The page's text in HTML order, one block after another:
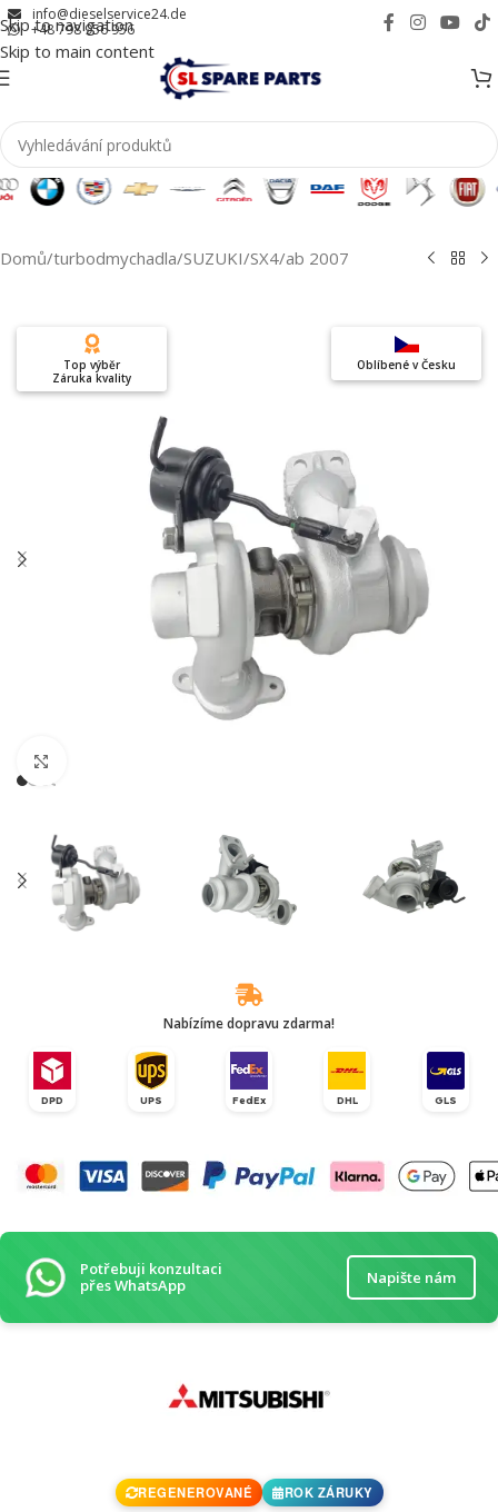
Skip to navigation
Skip to main content
info@dieselservice24.de
+48 798 956 956
Domů/turbodmychadla/SUZUKI/SX4/ab 2007
Oblíbené v Česku
Top výběr
Záruka kvality
Nabízíme dopravu zdarma!
DPD UPS FedEx DHL GLS
Potřebuji konzultaci
přes WhatsApp
Napište nám
REGENEROVANÉ ROK ZÁRUKY